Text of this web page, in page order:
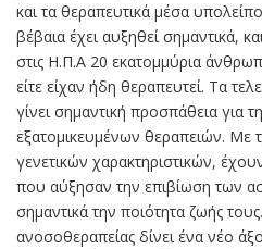
και τα θεραπευτικά μέσα
βέβαια έχει αυξηθεί σημαντικά,
στις Η.Π.Α 20 εκατομμύρια
είτε είχαν ήδη θεραπευτεί. Τα
γίνει σημαντική προσπάθεια για
εξατομικευμένων θεραπειών. Με
γενετικών χαρακτηριστικών,
που αύξησαν την επιβίωση των
σημαντικά την ποιότητα ζωής
ανοσοθεραπείας δίνει ένα νέο